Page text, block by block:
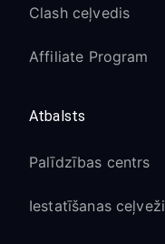
Clash ceļvedis
Affiliate Program
Atbalsts
Palīdzības centrs
Iestatīšanas ceļveži